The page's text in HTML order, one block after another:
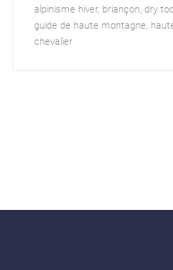
alpinisme hiver, briançon dry
guide de haute montagne,
chevalier